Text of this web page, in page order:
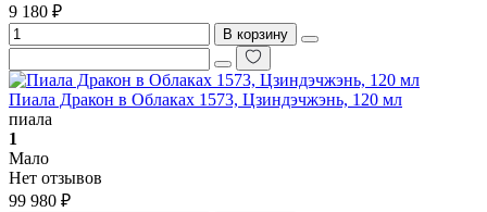
9 180 ₽
В корзину
Пиала Дракон в Облаках 1573, Цзиндэчжэнь, 120 мл
пиала
1
Мало
Нет отзывов
99 980 ₽